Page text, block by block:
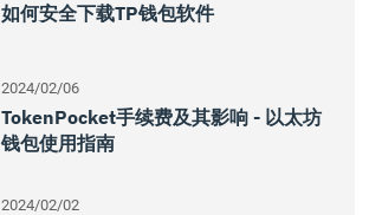
如何安全下载TP钱包软件
2024/02/06
TokenPocket手续费及其影响 - 以太坊
钱包使用指南
2024/02/02